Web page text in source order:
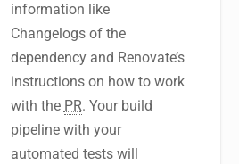
information like
Changelogs of the
dependency and Renovate’s
instructions on how to work
with the PR. Your build
pipeline with your
automated tests will